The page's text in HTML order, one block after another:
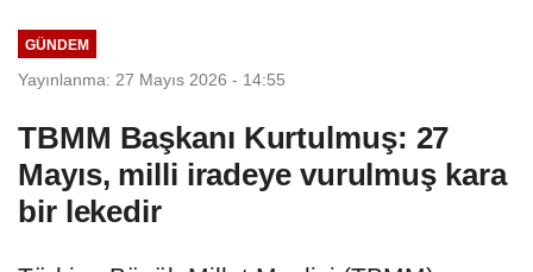
GÜNDEM
Yayınlanma: 27 Mayıs 2026 - 14:55
TBMM Başkanı Kurtulmuş: 27
Mayıs, milli iradeye vurulmuş kara
bir lekedir